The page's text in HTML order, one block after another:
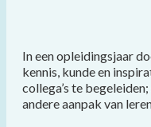
In een opleidingsjaar
kennis, kunde en
collega’s te
andere aanpak van